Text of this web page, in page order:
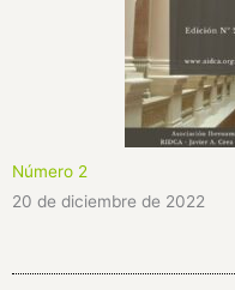
Número 2
20 de diciembre de 2022